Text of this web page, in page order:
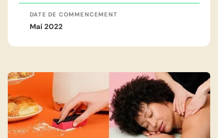
DATE DE COMMENCEMENT
Mai 2022